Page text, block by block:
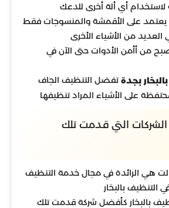
لاستخدام أي ألة أخرى للدعك
لا يعتمد على الأقمشة والمنسوجات فقط
من الأشياء الأخرى
من أأمن الأدوات حتى الآن في
بجدةتفضل التنظيف الجاف
على الأشياء المراد تنظيفها
التي قدمت تلك
هي الرائدة في مجال خدمة التنظيف
التنظيف بالبخار
بالبخار كأفضل شركة قدمت تلك